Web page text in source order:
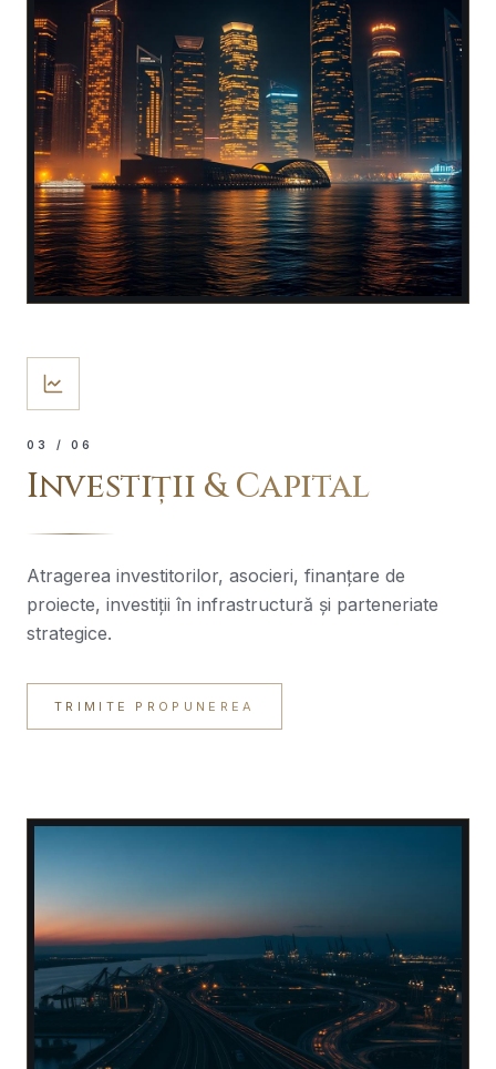
0 3 / 06
Investiții & Capital
Atragerea investitorilor, asocieri, finanțare de
proiecte, investiții în infrastructură și parteneriate
strategice.
TRIMITE PROPUNEREA